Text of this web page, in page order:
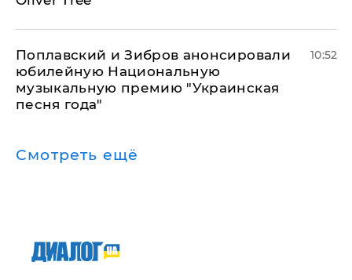
Поплавский и Зибров анонсировали
юбилейную Национальную
музыкальную премию "Украинская
песня года"
10:52
Смотреть ещё